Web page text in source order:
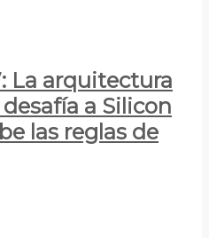
La arquitectura
a Silicon
las reglas de